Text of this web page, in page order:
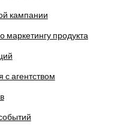
кампании
маркетингу продукта
агентством